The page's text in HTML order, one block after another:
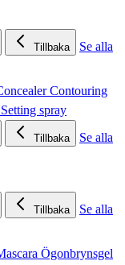
Tillbaka
Se alla
Contouring
Setting spray
Tillbaka
Se alla
Tillbaka
Se alla
Ögonbrynsgel